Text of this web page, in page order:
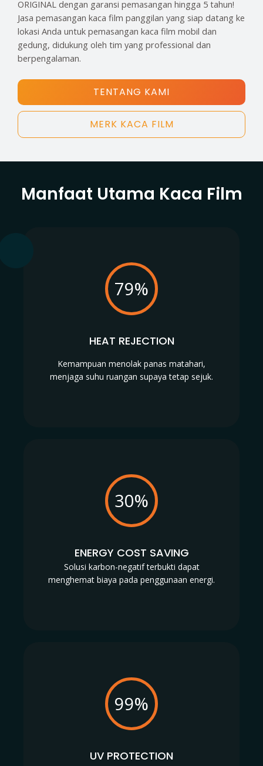
ORIGINAL dengan garansi pemasangan hingga 5 tahun!
Jasa pemasangan kaca film panggilan yang siap datang ke
lokasi Anda untuk pemasangan kaca film mobil dan
gedung, didukung oleh tim yang professional dan
berpengalaman.
TENTANG KAMI
MERK KACA FILM
Manfaat Utama Kaca Film
79%
HEAT REJECTION
Kemampuan menolak panas matahari,
menjaga suhu ruangan supaya tetap sejuk.
30%
ENERGY COST SAVING
Solusi karbon-negatif terbukti dapat
menghemat biaya pada penggunaan energi.
99%
UV PROTECTION